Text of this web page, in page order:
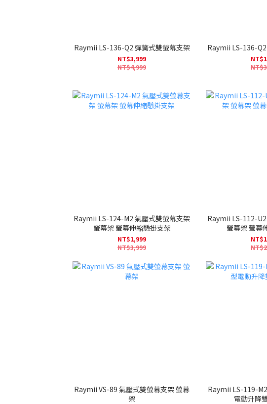
Raymii LS-136-Q2 彈簧式雙螢幕支架
NT$3,999
NT$4,999
Raymii LS-136-
Raymii LS-124-M2 氣壓式雙螢幕支架
螢幕架 螢幕伸縮懸掛支架
NT$1,999
NT$3,999
Raymii LS-112-
螢幕架 螢幕
Raymii VS-89 氣壓式雙螢幕支架 螢幕
架
Raymii LS-119-
電動升降